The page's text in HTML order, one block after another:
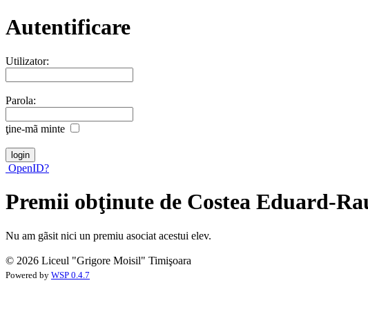
Autentificare
Utilizator:
Parola:
ţine-mã minte
OpenID?
Premii obţinute de Costea Eduard-
Nu am gãsit nici un premiu asociat acestui elev.
© 2026 Liceul "Grigore Moisil" Timişoara
Powered by WSP 0.4.7